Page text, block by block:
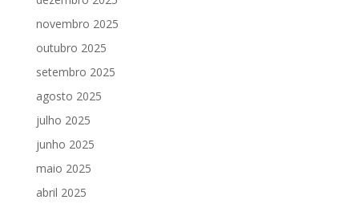
novembro 2025
outubro 2025
setembro 2025
agosto 2025
julho 2025
junho 2025
maio 2025
abril 2025